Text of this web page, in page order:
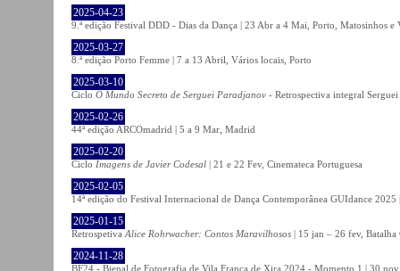
2025-04-23
9.ª edição Festival DDD - Dias da Dança | 23 Abr a 4 Mai, Porto, Matosinhos e
2025-03-27
8.ª edição Porto Femme | 7 a 13 Abril, Vários locais, Porto
2025-03-10
Ciclo O Mundo Secreto de Serguei Paradjanov - Retrospectiva integral
2025-02-26
44ª edição ARCOmadrid | 5 a 9 Mar, Madrid
2025-02-20
Ciclo Imagens de Javier Codesal | 21 e 22 Fev, Cinemateca Portuguesa
2025-02-05
14ª edição do Festival Internacional de Dança Contemporânea GUIdance 2025
2025-01-15
Retrospetiva Alice Rohrwacher: Contos Maravilhosos | 15 jan – 26 fev, Batalha
2024-11-28
BF24 - Bienal de Fotografia de Vila Franca de Xira 2024 - Momento 1 | 30